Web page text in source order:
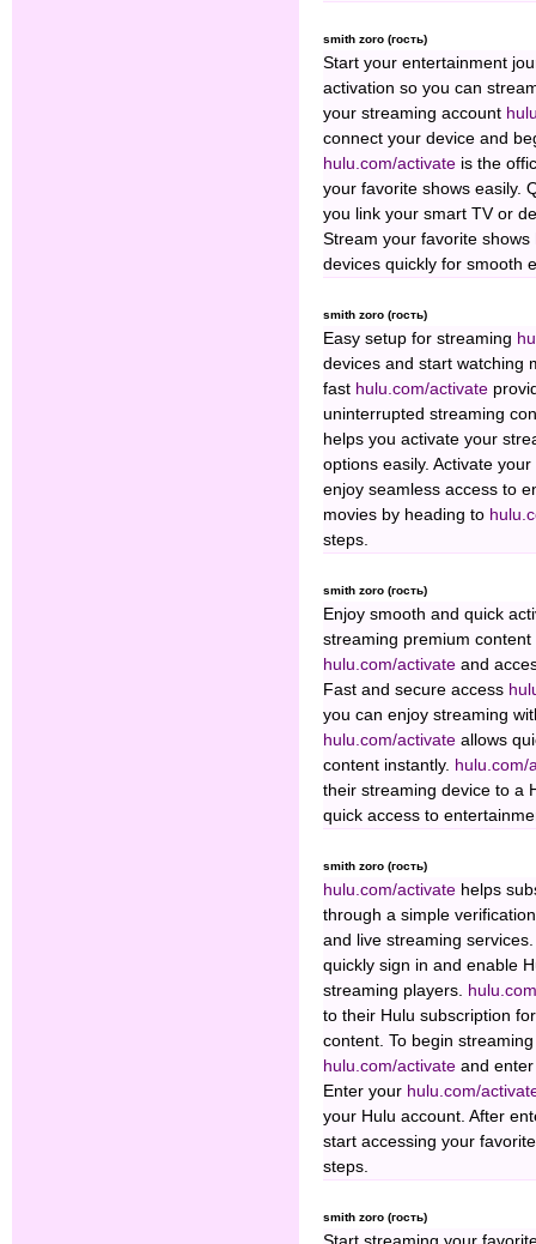
smith zoro (гость)
Start your entertainment
activation so you can
your streaming account
connect your device and
hulu.com/activate is the
your favorite shows easily.
you link your smart TV or
Stream your favorite shows
devices quickly for smooth
smith zoro (гость)
Easy setup for streaming
devices and start watching
fast hulu.com/activate
uninterrupted streaming
helps you activate your
options easily. Activate
enjoy seamless access to
movies by heading to
steps.
smith zoro (гость)
Enjoy smooth and quick
streaming premium
hulu.com/activate and
Fast and secure access
you can enjoy streaming
hulu.com/activate allows
content instantly.
their streaming device to a
quick access to
smith zoro (гость)
hulu.com/activate helps
through a simple
and live streaming
quickly sign in and enable
streaming players.
to their Hulu subscription
content. To begin
hulu.com/activate and
Enter your hulu.com/
your Hulu account. After
start accessing your
steps.
smith zoro (гость)